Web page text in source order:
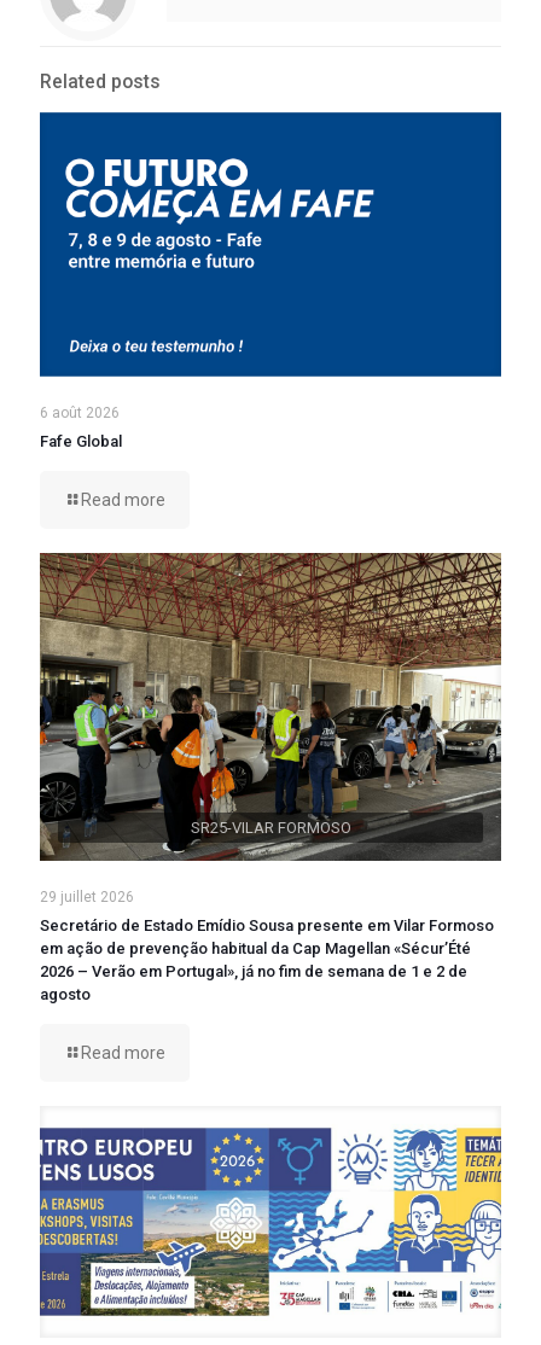
Related posts
6 août 2026
Fafe Global
Read more
SR25-VILAR FORMOSO
29 juillet 2026
Secretário de Estado Emídio Sousa presente em Vilar Formoso
em ação de prevenção habitual da Cap Magellan «Sécur’Été
2026 – Verão em Portugal», já no fim de semana de 1 e 2 de
agosto
Read more